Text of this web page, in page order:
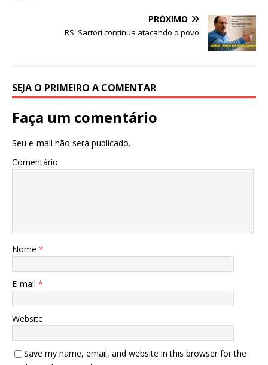
k
p
PRÓXIMO
RS: Sartori continua atacando o povo
SEJA O PRIMEIRO A COMENTAR
Faça um comentário
Seu e-mail não será publicado.
Comentário
Nome *
E-mail *
Website
Save my name, email, and website in this browser for the